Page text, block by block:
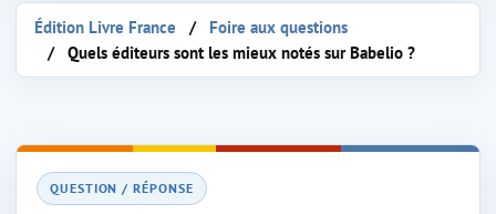
Édition Livre France
Foire aux questions
Quels éditeurs sont les mieux notés sur Babelio ?
QUESTION / RÉPONSE